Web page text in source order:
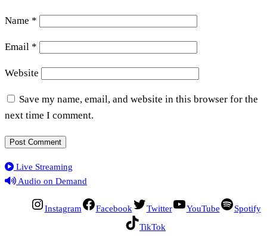
Name *
Email *
Website
Save my name, email, and website in this browser for the
next time I comment.
Live Streaming
Audio on Demand
Instagram Facebook Twitter YouTube
Spotify
TikTok